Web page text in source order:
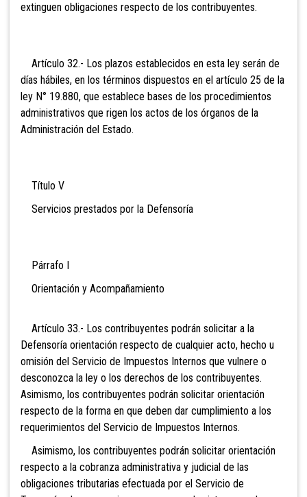
extinguen obligaciones respecto de los contribuyentes.
Artículo 32.- Los plazos establecidos en esta ley serán de
días hábiles, en los términos dispuestos en el artículo 25 de la
ley N° 19.880, que establece bases de los procedimientos
administrativos que rigen los actos de los órganos de la
Administración del Estado.
Título V
Servicios prestados por la Defensoría
Párrafo I
Orientación y Acompañamiento
Artículo 33.- Los contribuyentes podrán solicitar a la
Defensoría orientación respecto de cualquier acto, hecho u
omisión del Servicio de Impuestos Internos que vulnere o
desconozca la ley o los derechos de los contribuyentes.
Asimismo, los contribuyentes podrán solicitar orientación
respecto de la forma en que deben dar cumplimiento a los
requerimientos del Servicio de Impuestos Internos.
Asimismo, los contribuyentes podrán solicitar orientación
respecto a la cobranza administrativa y judicial de las
obligaciones tributarias efectuada por el Servicio de